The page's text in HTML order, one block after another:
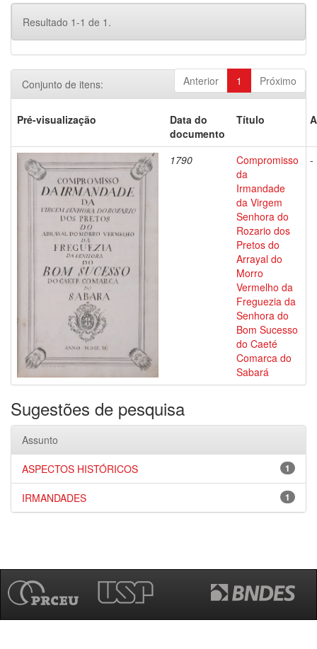
Resultado 1-1 de 1.
Anterior 1 Próximo
Conjunto de itens:
Pré-visualização
Data do
documento
Título
1790
Compromisso
da
Irmandade
da Virgem
Senhora do
Rozario dos
Pretos do
Arrayal do
Morro
Vermelho da
Freguezia da
Senhora do
Bom Sucesso
do Caeté
Comarca do
Sabará
-
Sugestões de pesquisa
Assunto
1
ASPECTOS HISTÓRICOS
1
IRMANDADES